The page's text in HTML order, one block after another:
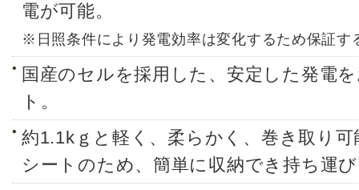
電が可能。
※日照条件により発電効率は変化するため保証す
国産のセルを採用した、安定した発電
ト。
約1.1kｇと軽く、柔らかく、巻き取り
シートのため、簡単に収納でき持ち運